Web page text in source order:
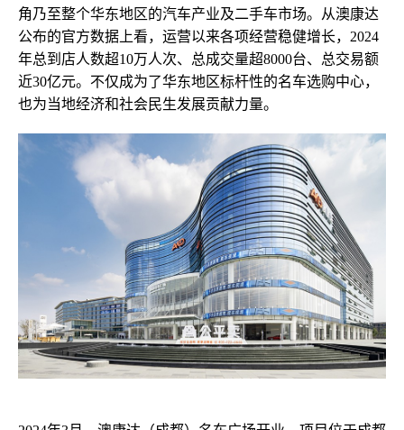
角乃至整个华东地区的汽车产业及二手车市场。
从澳康达
公布的官方数据上看，运营以来各项经营稳健增长， 2024
年总到店人数超10万人次、 总成交量超8000台、 总交易额
近30亿元。 不仅成为了华东地区标杆性的名车选购中心，
也为当地经济和社会民生发展贡献力量。